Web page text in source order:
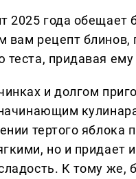
2025 года
рецепт блинов,
придавая
и долгом
тертого
но и придает
К тому